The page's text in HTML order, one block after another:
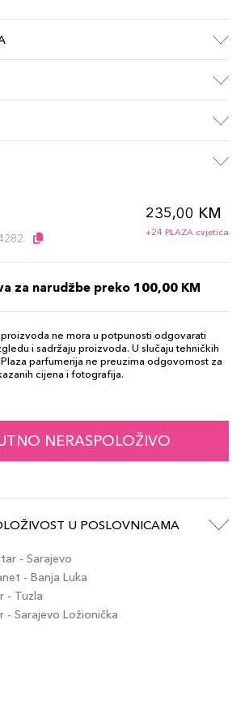
235,00 KM
+24 PLAZA cvjetića
za narudžbe preko 100,00 KM
ne mora u potpunosti odgovarati
i sadržaju proizvoda. U slučaju tehničkih
parfumerija ne preuzima odgovornost za
cijena i fotografija.
NERASPOLOŽIVO
U POSLOVNICAMA
- Sarajevo
- Banja Luka
- Tuzla
- Sarajevo Ložionička